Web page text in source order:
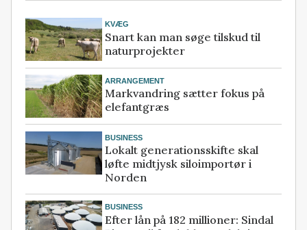
KVÆG
Snart kan man søge tilskud til
naturprojekter
ARRANGEMENT
Markvandring sætter fokus på
elefantgræs
BUSINESS
Lokalt generationsskifte skal
løfte midtjysk siloimportør i
Norden
BUSINESS
Efter lån på 182 millioner: Sindal